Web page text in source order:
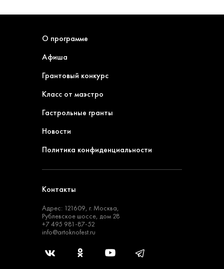
О программе
Афиша
Грантовый конкурс
Класс от маэстро
Гастрольные гранты
Новости
Политика конфиденциальности
Контакты
Адрес: 121609, г. Москва,
Рублевское шоссе, дом 28
+7 495 981-87-52
info@artoknofest.ru